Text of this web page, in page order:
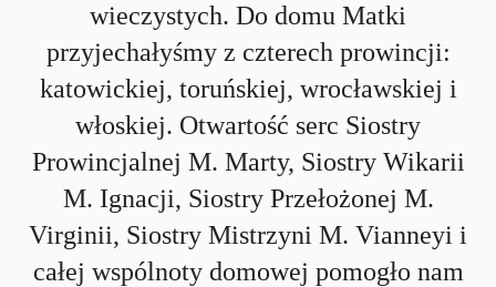
wieczystych. Do domu Matki
przyjechałyśmy z czterech prowincji:
katowickiej, toruńskiej, wrocławskiej i
włoskiej. Otwartość serc Siostry
Prowincjalnej M. Marty, Siostry Wikarii
M. Ignacji, Siostry Przełożonej M.
Virginii, Siostry Mistrzyni M. Vianneyi i
całej wspólnoty domowej pomogło nam